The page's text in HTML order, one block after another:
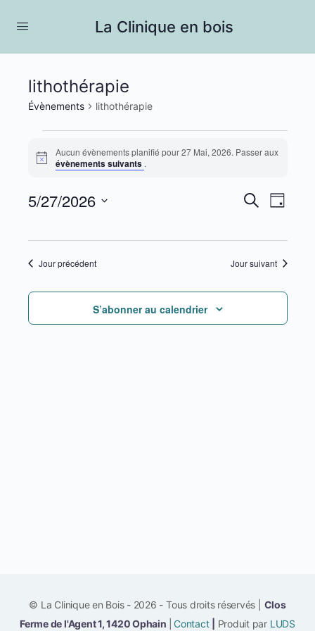
La Clinique en bois
lithothérapie
Évènements lithothérapie
for
Mai,
Notice
Aucun évènements planifié pour 27 Mai, 2026. Passer aux
évènements suivants .
de
vues
Recherche
vues
Jour
5/27/2026
une
date.
Jour précédent Jour suivant
S’abonner au calendrier
© La Clinique en Bois - 2026 - Tous droits réservés | Clos
Ferme de l'Agent 1, 1420 Ophain
Contact Produit par LUDS